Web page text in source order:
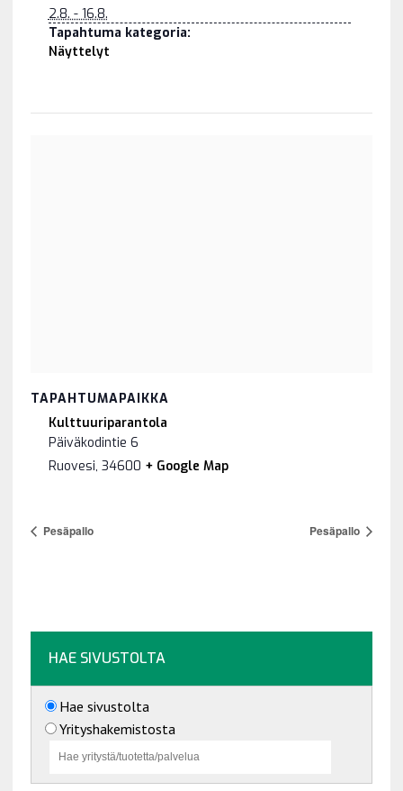
2.8. - 16.8.
Tapahtuma kategoria:
Näyttelyt
TAPAHTUMAPAIKKA
Kulttuuriparantola
Päiväkodintie 6
Ruovesi, 34600 + Google Map
Pesäpallo Pesäpallo
HAE SIVUSTOLTA
Hae sivustolta
Yrityshakemistosta